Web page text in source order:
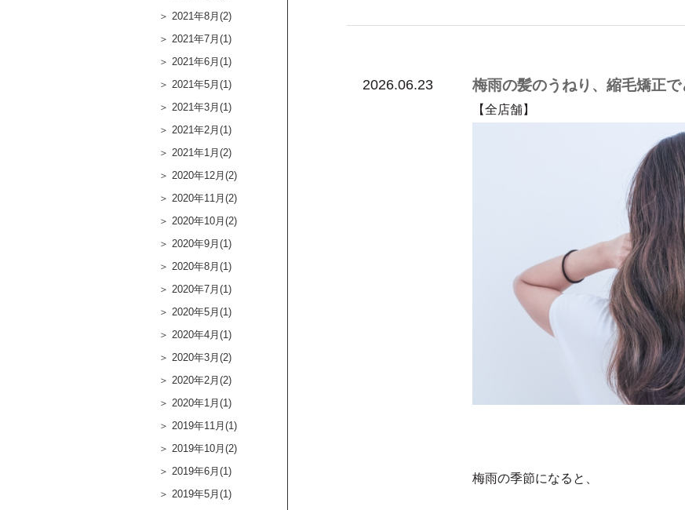
2026.06.23 梅雨の髪のうねり、縮毛矯正
【全店舗】
梅雨の季節になると、
2021年8月(2)
2021年7月(1)
2021年6月(1)
2021年5月(1)
2021年3月(1)
2021年2月(1)
2021年1月(2)
2020年12月(2)
2020年11月(2)
2020年10月(2)
2020年9月(1)
2020年8月(1)
2020年7月(1)
2020年5月(1)
2020年4月(1)
2020年3月(2)
2020年2月(2)
2020年1月(1)
2019年11月(1)
2019年10月(2)
2019年6月(1)
2019年5月(1)